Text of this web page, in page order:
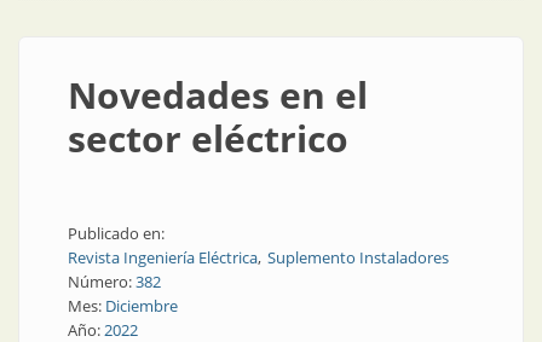
Novedades en el
sector eléctrico
Publicado en:
Revista Ingeniería Eléctrica Suplemento Instaladores
Número:382
Mes: Diciembre
Año:2022